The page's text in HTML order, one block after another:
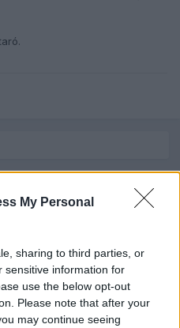
My Personal
sharing to third parties, or
sensitive information for
use the below opt-out
Please note that after your
may continue seeing